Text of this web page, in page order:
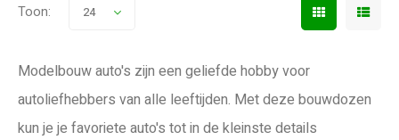
Toon: 24
Modelbouw auto's zijn een geliefde hobby voor
autoliefhebbers van alle leeftijden. Met deze bouwdozen
kun je je favoriete auto's tot in de kleinste details